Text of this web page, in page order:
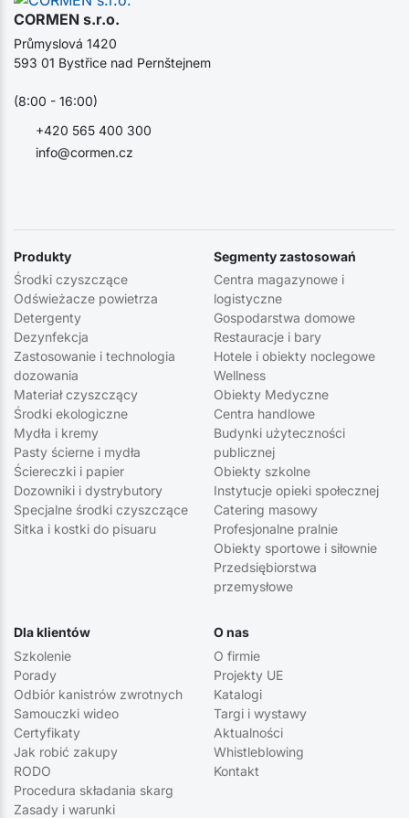
CORMEN s.r.o.
info@cormen.cz
+420 565 400 300
Průmyslová 1420
593 01 Bystřice nad Pernštejnem
(8:00 - 16:00)
Produkty
Środki czyszczące
Odświeżacze powietrza
Detergenty
Dezynfekcja
Zastosowanie i technologia
dozowania
Materiał czyszczący
Środki ekologiczne
Mydła i kremy
Pasty ścierne i mydła
Ściereczki i papier
Dozowniki i dystrybutory
Specjalne środki czyszczące
Sitka i kostki do pisuaru
Segmenty zastosowań
Centra magazynowe i
logistyczne
Gospodarstwa domowe
Restauracje i bary
Hotele i obiekty noclegowe
Wellness
Obiekty Medyczne
Centra handlowe
Budynki użyteczności
publicznej
Obiekty szkolne
Instytucje opieki społecznej
Catering masowy
Profesjonalne pralnie
Obiekty sportowe i siłownie
Przedsiębiorstwa
przemysłowe
Dla klientów
Szkolenie
Porady
Odbiór kanistrów zwrotnych
Samouczki wideo
Certyfikaty
Jak robić zakupy
RODO
Procedura składania skarg
Zasady i warunki
O nas
O firmie
Projekty UE
Katalogi
Targi i wystawy
Aktualności
Whistleblowing
Kontakt